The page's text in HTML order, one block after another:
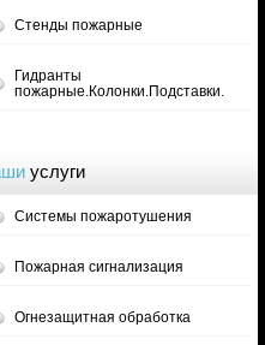
Стенды пожарные
Гидранты
пожарные.Колонки.Подставки.
услуги
Системы пожаротушения
Пожарная сигнализация
Огнезащитная обработка